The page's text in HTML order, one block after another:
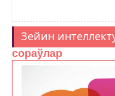
Зейин
сораўлар